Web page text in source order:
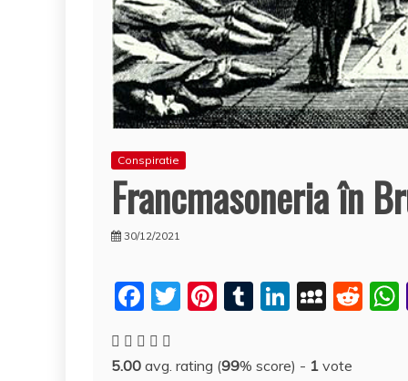
Conspiratie
Francmasoneria în
30/12/2021
F
c
T
itt
Pi
er
T
m
Li
k
M
S
R
5.00 avg. rating (99% score) - 1 vote